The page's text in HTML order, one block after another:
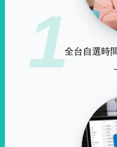
1全台自選時